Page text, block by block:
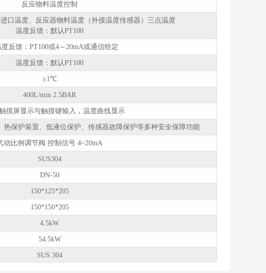
反应物料温度控制
口温度、反应器物料温度（外接温度传感器）三点温度
温度反馈：默认PT100
反馈：PT100或4～20mA或通信给定
温度反馈：默认PT100
±1℃
400L/min 2.5BAR
摸屏显示与触摸键输入，温度曲线显示
热保护装置、低液位保护、传感器故障保护等多种安全保障功能
动比例调节阀 控制信号 4~20mA
SUS304
DN-50
150*125*205
150*150*205
4.5kW
54.5kW
SUS 304